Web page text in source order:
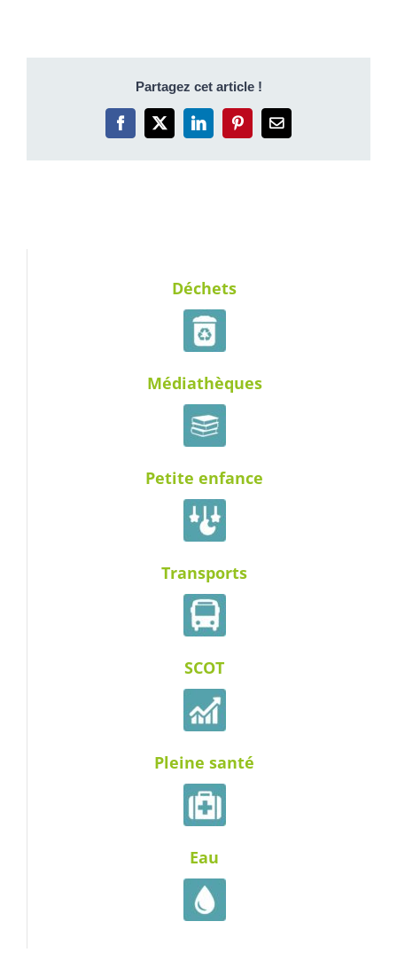
Partagez cet article !
Facebook
X LinkedInPinterestEmail
Déchets
Médiathèques
Petite enfance
Transports
SCOT
Pleine santé
Eau